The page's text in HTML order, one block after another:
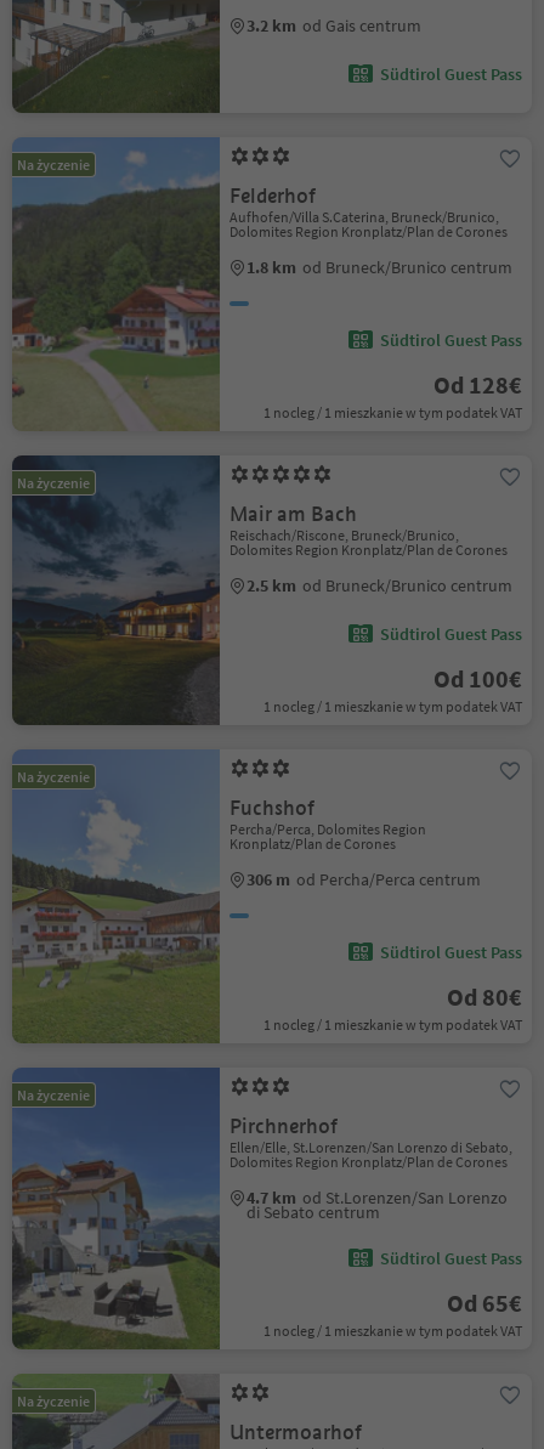
3.2 km od Gais centrum
Südtirol Guest Pass
Na życzenie
Felderhof
Aufhofen/Villa S.Caterina, Bruneck/Brunico,
Dolomites Region Kronplatz/Plan de Corones
1.8 km od Bruneck/Brunico centrum
Südtirol Guest Pass
Od 128€
1 nocleg / 1 mieszkanie w tym podatek VAT
Na życzenie
Mair am Bach
Reischach/Riscone, Bruneck/Brunico,
Dolomites Region Kronplatz/Plan de Corones
2.5 km od Bruneck/Brunico centrum
Südtirol Guest Pass
Od 100€
1 nocleg / 1 mieszkanie w tym podatek VAT
Na życzenie
Fuchshof
Percha/Perca, Dolomites Region
Kronplatz/Plan de Corones
306 m od Percha/Perca centrum
Südtirol Guest Pass
Od 80€
1 nocleg / 1 mieszkanie w tym podatek VAT
Na życzenie
Pirchnerhof
Ellen/Elle, St.Lorenzen/San Lorenzo di Sebato,
Dolomites Region Kronplatz/Plan de Corones
4.7 km od St.Lorenzen/San Lorenzo
di Sebato centrum
Südtirol Guest Pass
Od 65€
1 nocleg / 1 mieszkanie w tym podatek VAT
Na życzenie
Untermoarhof